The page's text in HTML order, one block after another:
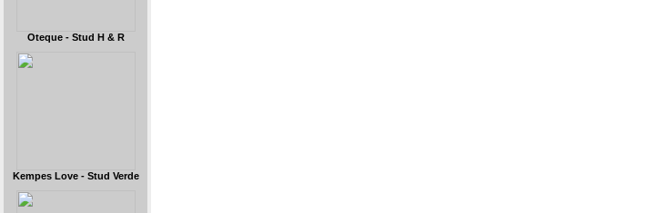
Oteque - Stud H & R
Kempes Love - Stud Verde